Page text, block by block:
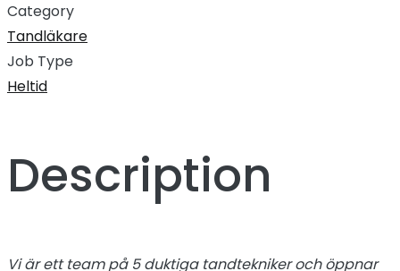
Category
Tandläkare
Job Type
Heltid
Description
Vi är ett team på 5 duktiga tandtekniker och öppnar